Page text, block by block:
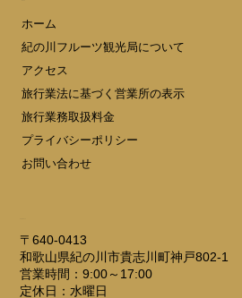
ホーム
紀の川フルーツ観光局について
アクセス
旅行業法に基づく営業所の表示
旅行業務取扱料金
プライバシーポリシー
お問い合わせ
〒640-0413
和歌山県紀の川市貴志川町神戸802-1
営業時間：9:00～17:00
定休日：水曜日